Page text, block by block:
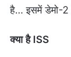
है… इसमें डेमो-2
क्या है ISS